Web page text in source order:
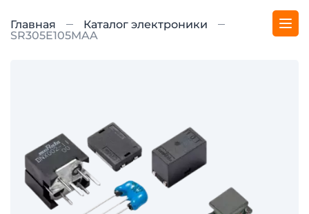
Главная
Каталог электроники
SR305E105MAA